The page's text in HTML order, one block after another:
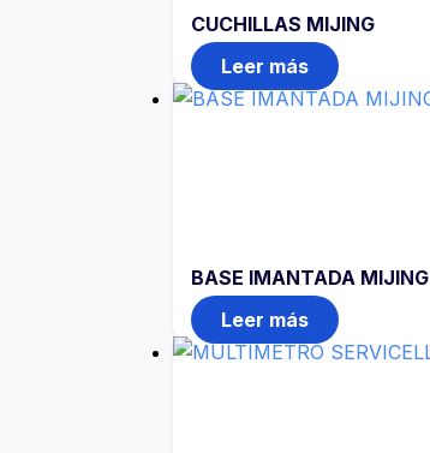
CUCHILLAS MIJING
Leer más
BASE IMANTADA MIJING
Leer más